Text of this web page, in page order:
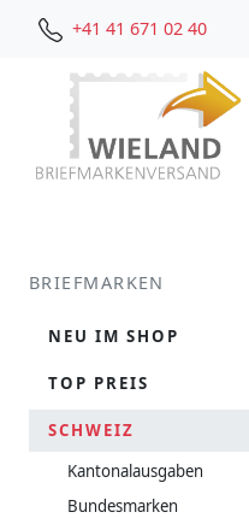
+41 41 671 02 40
BRIEFMARKEN
NEU IM SHOP
TOP PREIS
SCHWEIZ
Kantonalausgaben
Bundesmarken